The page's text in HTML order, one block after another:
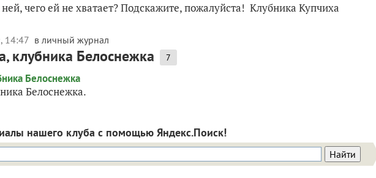
чего ей не хватает? Подскажите, пожалуйста! Клубника Купчиха
14:47 в личный журнал
клубника Белоснежка 7
Белоснежка.
нашего клуба с помощью Яндекс.Поиск!